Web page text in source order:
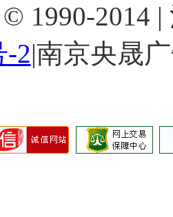
1990-2014
-2|南京央晟